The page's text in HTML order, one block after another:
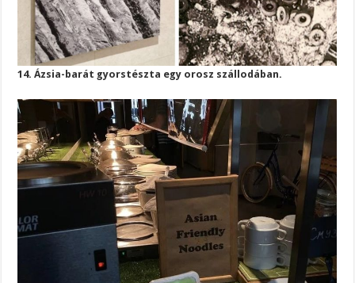
14. Ázsia-barát gyorstészta egy orosz szállodában.